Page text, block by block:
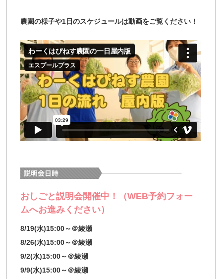
農園の様子や1日のスケジュールは動画をご覧ください！
おしごと説明会開催中！（WEB予約フォー
ムへお進みください）
8/19(水)15:00～＠綾瀬
8/26(水)15:00～＠綾瀬
9/2(水)15:00～＠綾瀬
9/9(水)15:00～＠綾瀬